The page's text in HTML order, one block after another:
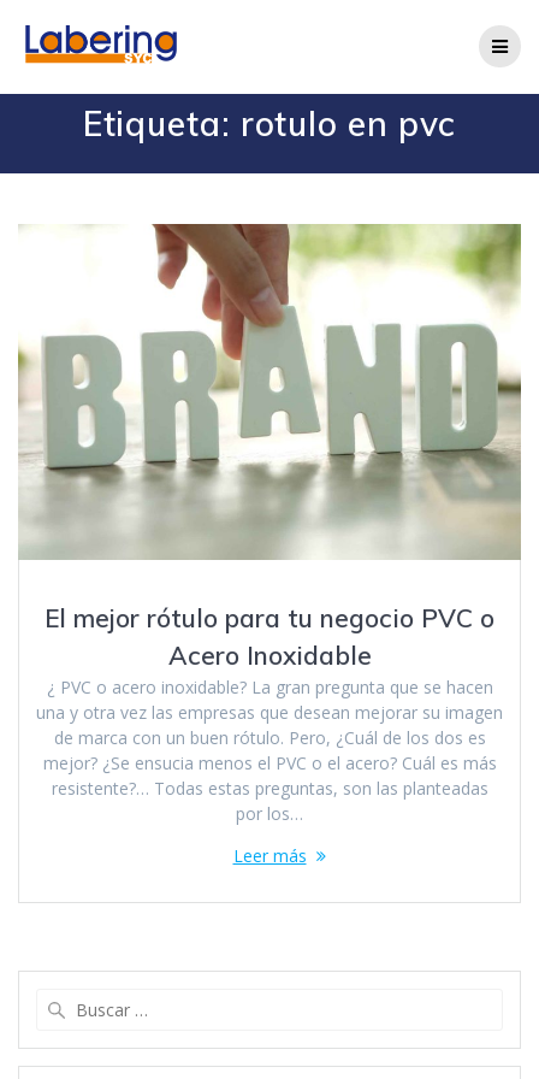
Etiqueta: rotulo en pvc
El mejor rótulo para tu negocio PVC o
Acero Inoxidable
¿ PVC o acero inoxidable? La gran pregunta que se hacen
una y otra vez las empresas que desean mejorar su imagen
de marca con un buen rótulo. Pero, ¿Cuál de los dos es
mejor? ¿Se ensucia menos el PVC o el acero? Cuál es más
resistente?… Todas estas preguntas, son las planteadas
por los…
Leer más